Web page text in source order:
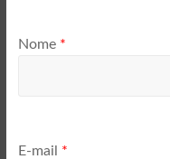
Nome *
E-mail *